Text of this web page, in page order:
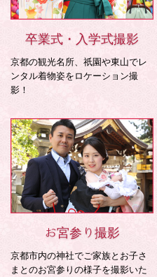
卒業式・入学式撮影
京都の観光名所、祇園や東山でレ
ンタル着物姿をロケーション撮
影！
お宮参り撮影
京都市内の神社でご家族とお子さ
まとのお宮参りの様子を撮影いた